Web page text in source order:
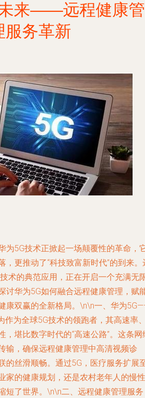
来——远程健康管
服务革新
为5G技术正掀起一场颠覆性的革命，
，更推动了“科技致富新时代”的到来。
术的典范应用，正在开启一个充满无
讨华为5G如何融合远程健康管理，赋
康双赢的全新格局。\n\n一、华为
作为全球5G技术的领跑者，其高速率
，堪比数字时代的“高速公路”。这条网
输，确保远程健康管理中高清视频诊
的丝滑顺畅。通过5G，医疗服务扩展
家的健康规划，还是农村老年人的慢性
短了世界。\n\n二、远程健康管理服务